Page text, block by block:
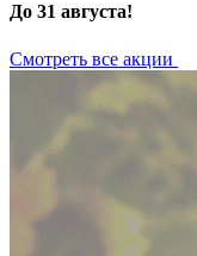
До 31 августа!
Смотреть все акции